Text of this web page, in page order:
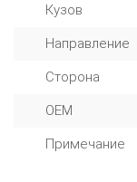
Кузов
Направление
Сторона
OEM
Примечание